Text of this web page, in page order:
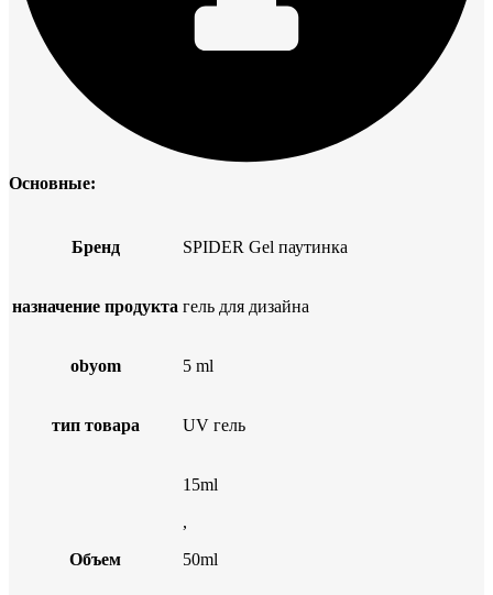
Основные:
Бренд SPIDER Gel паутинка
назначение продукта гель для дизайна
obyom 5 ml
тип товара UV гель
Объем
15ml
,
50ml